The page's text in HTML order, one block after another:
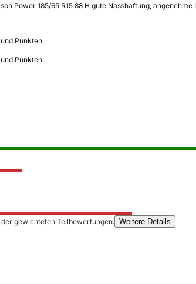
Power 185/65 R15 88 H gute Nasshaftung,
Punkten.
Punkten.
gewichteten Teilbewertungen. Weitere Details